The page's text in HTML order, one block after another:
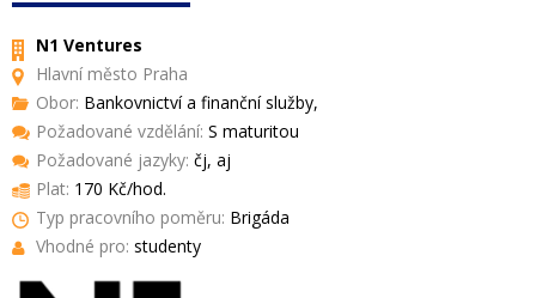
N1 Ventures
Hlavní město Praha
Obor: Bankovnictví a finanční služby,
Požadované vzdělání: S maturitou
Požadované jazyky: čj, aj
Plat: 170 Kč/hod.
Typ pracovního poměru: Brigáda
Vhodné pro: studenty